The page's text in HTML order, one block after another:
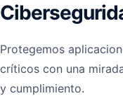
Protegemos
críticos con una
y cumplimiento.